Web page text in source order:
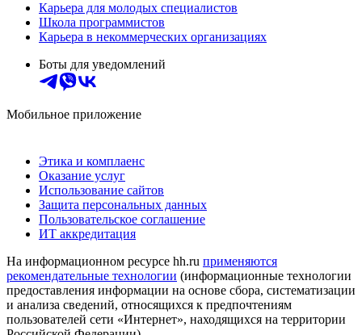
Карьера для молодых специалистов
Школа программистов
Карьера в некоммерческих организациях
Боты для уведомлений
Мобильное приложение
Этика и комплаенс
Оказание услуг
Использование сайтов
Защита персональных данных
Пользовательское соглашение
ИТ аккредитация
На информационном ресурсе hh.ru применяются
рекомендательные технологии (информационные технологии
предоставления информации на основе сбора, систематизации
и анализа сведений, относящихся к предпочтениям
пользователей сети «Интернет», находящихся на территории